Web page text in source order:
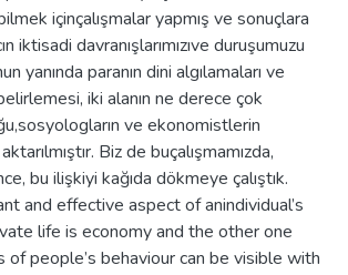
içinçalışmalar yapmış ve sonuçlara
iktisadi davranışlarımızıve duruşumuzu
yanında paranın dini algılamaları ve
iki alanın ne derece çok
ve ekonomistlerin
Biz de buçalışmamızda,
bu ilişkiyi kağıda dökmeye çalıştık.
and effective aspect of anindividual’s
life is economy and the other one
of people’s behaviour can be visible with